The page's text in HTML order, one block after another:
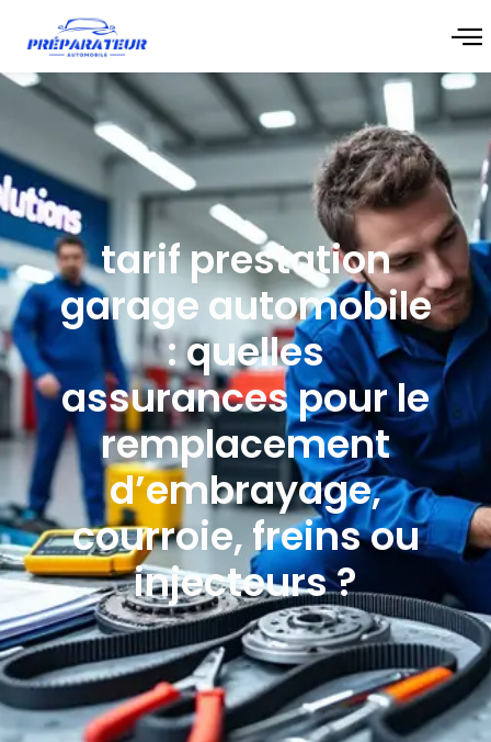
tarif prestation
garage automobile
: quelles
assurances pour le
remplacement
d’embrayage,
courroie, freins ou
injecteurs ?